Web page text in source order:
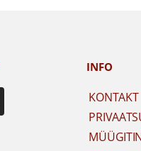
INFO
KONTAKT